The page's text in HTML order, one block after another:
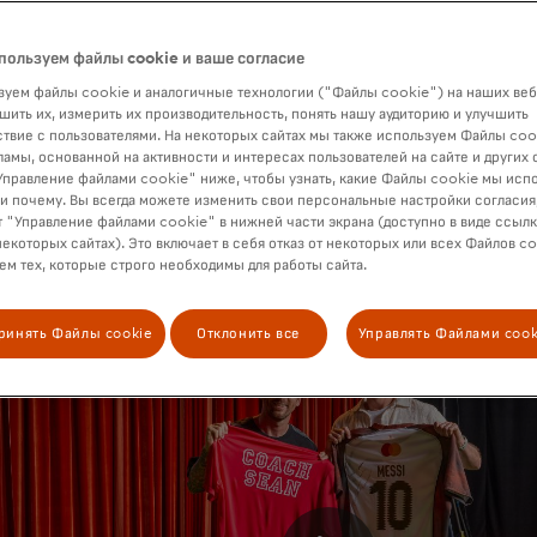
привезла болельщиков в Майами под предлогом съемок
Ортисом, подробно описывающим их работу.
послом Mastercard. Он уделил несколько минут
о его работе и хваля его преданность людям, которым он
из фанатов подписанную футболку лимитированной
попросили принести для того, что, как они думали, будет
с Ортисом. Каждая из этих футболок, разработанных
10 главных моментов в карьере Месси. До 21 июня
также получат шанс выигратьодну из этих футболок La
файлы cookie и ваше согласие
файлы cookie и аналогичные технологии ("Файлы cookie") на наших
их, измерить их производительность, понять нашу аудиторию и улучшить
с пользователями. На некоторых сайтах мы также используем Файлы
основанной на активности и интересах пользователей на сайте и других
файлами cookie" ниже, чтобы узнать, какие Файлы cookie мы
почему. Вы всегда можете изменить свои персональные настройки
"Управление файлами cookie" в нижней части экрана (доступно в виде
сайтах). Это включает в себя отказ от некоторых или всех Файлов
тех, которые строго необходимы для работы сайта.
Файлы cookie Отклонить все Управлять Файлами